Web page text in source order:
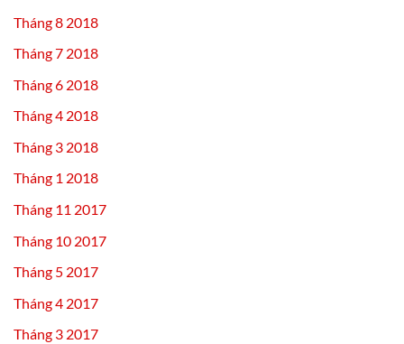
Tháng 8 2018
Tháng 7 2018
Tháng 6 2018
Tháng 4 2018
Tháng 3 2018
Tháng 1 2018
Tháng 11 2017
Tháng 10 2017
Tháng 5 2017
Tháng 4 2017
Tháng 3 2017